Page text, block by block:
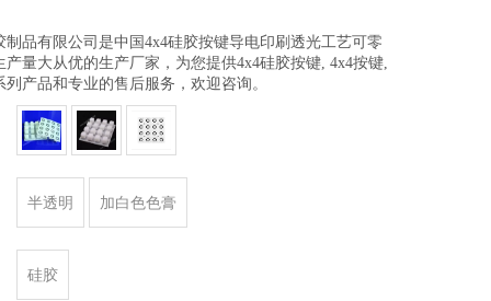
制品有限公司是中国4x4硅胶按键导电印刷透光工艺可零
产量大从优的生产厂家，为您提供4x4硅胶按键, 4x4按键,
产品和专业的售后服务，欢迎咨询。
半透明 加白色色膏
硅胶